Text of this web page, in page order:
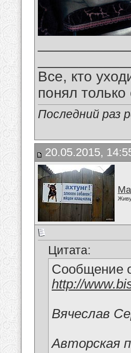
Все, кто
понял
Последний раз
20.05.2015,
Цитата:
Сообщение
http://
Вячеслав
Авторская